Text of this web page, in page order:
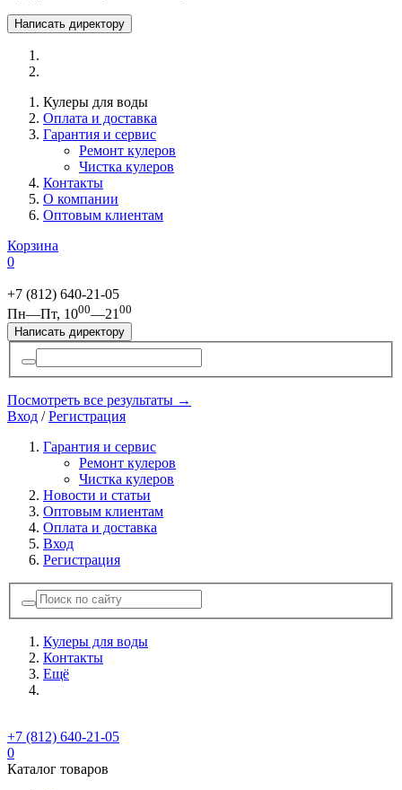
Написать директору
Кулеры для воды
Оплата и доставка
Гарантия и сервис
Ремонт кулеров
Чистка кулеров
Контакты
О компании
Оптовым клиентам
Корзина
0
+7 (812) 640-21-05
Пн—Пт, 1000—21 00
Написать директору
Посмотреть все результаты →
Вход /Регистрация
Гарантия и сервис
Ремонт кулеров
Чистка кулеров
Новости и статьи
Оптовым клиентам
Оплата и доставка
Вход
Регистрация
Кулеры для воды
Контакты
Ещё
+7 (812) 640-21-05
0
Каталог товаров